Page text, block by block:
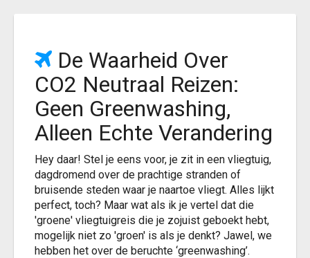
De Waarheid Over
CO2 Neutraal Reizen:
Geen Greenwashing,
Alleen Echte Verandering
Hey daar! Stel je eens voor, je zit in een vliegtuig,
dagdromend over de prachtige stranden of
bruisende steden waar je naartoe vliegt. Alles lijkt
perfect, toch? Maar wat als ik je vertel dat die
'groene' vliegtuigreis die je zojuist geboekt hebt,
mogelijk niet zo 'groen' is als je denkt? Jawel, we
hebben het over de beruchte ‘greenwashing’.